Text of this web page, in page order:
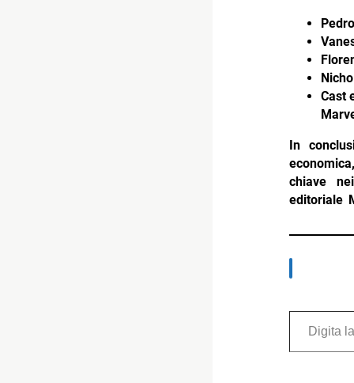
Cast
In
chiave
editoriale
Digita la tua e-mail...